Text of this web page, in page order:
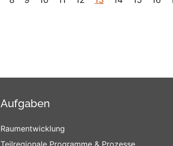
Aufgaben
Raumentwicklung
Teilregionale Programme & Prozesse